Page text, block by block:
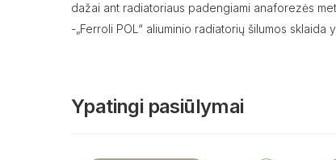
dažai ant radiatoriaus padengiami anaforezės
-„Ferroli POL“ aliuminio radiatorių šilumos
Ypatingi pasiūlymai